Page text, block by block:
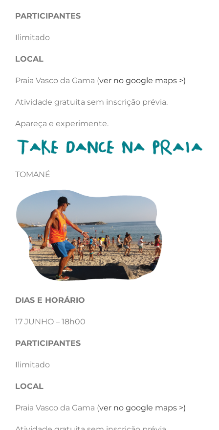
PARTICIPANTES
Ilimitado​
LOCAL
Praia Vasco da Gama (ver no google maps >)
Atividade gratuita sem inscrição prévia.
Apareça e experimente.
TOMANÉ
DIAS E HORÁRIO
17 JUNHO – 18h00
PARTICIPANTES
Ilimitado​
LOCAL
Praia Vasco da Gama (ver no google maps >)